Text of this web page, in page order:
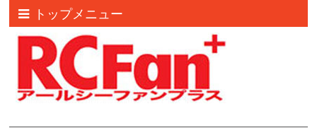
トップメニュー